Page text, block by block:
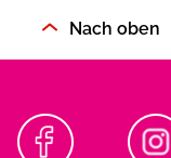
Nach oben